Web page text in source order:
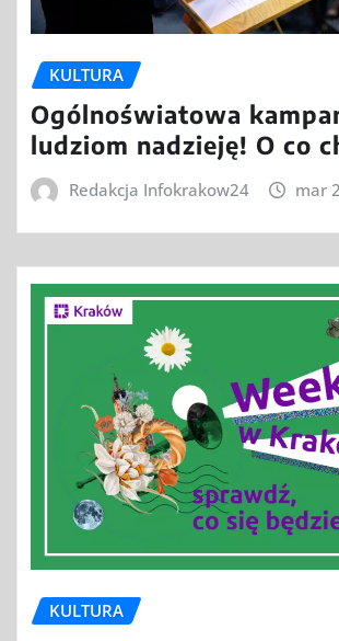
KULTURA
Ogólnoświatowa
ludziom nadzieję! O co
Redakcja Infokrakow24 mar
KULTURA